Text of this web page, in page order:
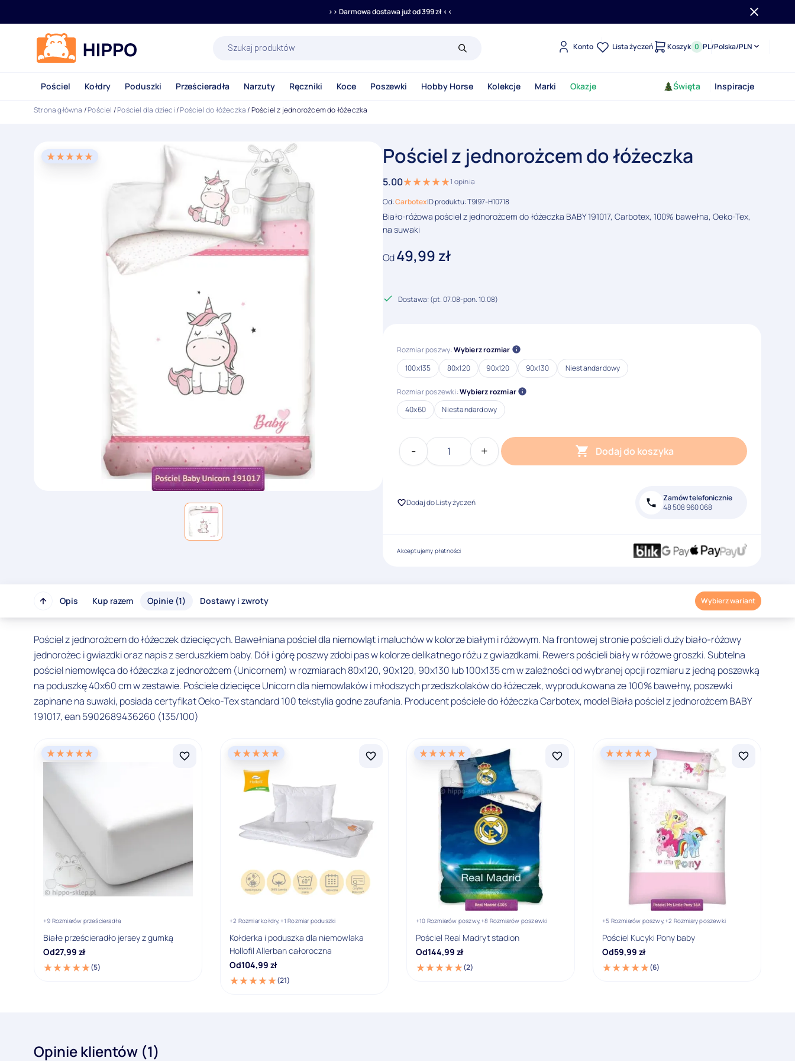
>> Darmowa dostawa już od 399 zł <<
produktów Konto Lista życzeń Koszyk 0 PL/Polska/PLN
Pościel Kołdry Poduszki Prześcieradła Narzuty Ręczniki Koce Poszewki Hobby Horse Kolekcje Marki Okazje Święta Inspiracje
Strona główna /Pościel /Pościel dla dzieci/Pościel do łóżeczka/ Pościel z jednorożcem do łóżeczka
Pościel z jednorożcem do łóżeczka
5.00 1 opinia
Od:CarbotexID produktu: T9I97-H10718
Biało-różowa pościel z jednorożcem do łóżeczka BABY 191017, Carbotex, 100% bawełna, Oeko-Tex,
na suwaki
Od49,99zł
Dostawa: (pt. 07.08-pon. 10.08)
Rozmiar poszwy:Wybierz rozmiar
100x135
80x120 90x120 90x130 Niestandardowy
Rozmiar poszewki:Wybierz rozmiar
40x60
Niestandardowy
-
ilość
jednorożcem
do
+ Dodaj do koszyka
Dodaj do Listy życzeń
Zamów telefonicznie
48 508 960 068
Akceptujemy płatności
Opis Kup razem Opinie (1) Dostawy i zwroty Wybierz wariant
Pościel z jednorożcem do łóżeczek dziecięcych. Bawełniana pościel dla niemowląt i maluchów w kolorze białym i różowym. Na frontowej stronie pościeli duży biało-różowy
jednorożec i gwiazdki oraz napis z serduszkiem baby. Dół i górę poszwy zdobi pas w kolorze delikatnego różu z gwiazdkami. Rewers pościeli biały w różowe groszki. Subtelna
pościel niemowlęca do łóżeczka z jednorożcem (Unicornem) w rozmiarach 80x120, 90x120, 90x130 lub 100x135 cm w zależności od wybranej opcji rozmiaru z jedną poszewką
na poduszkę 40x60 cm w zestawie. Pościele dziecięce Unicorn dla niemowlaków i młodszych przedszkolaków do łóżeczek, wyprodukowana ze 100% bawełny, poszewki
zapinane na suwaki, posiada certyfikat Oeko-Tex standard 100 tekstylia godne zaufania. Producent pościele do łóżeczka Carbotex, model Biała pościel z jednorożcem BABY
191017, ean 5902689436260 (135/100)
+9 Rozmiarów prześcieradła
Białe prześcieradło jersey z gumką
Od27,99 zł
(5)
+2 Rozmiar kołdry,+1 Rozmiar poduszki
Kołderka i poduszka dla niemowlaka
Hollofil Allerban całoroczna
Od104,99 zł
(21)
+10 Rozmiarów poszwy,+8 Rozmiarów poszewki
Pościel Real Madryt stadion
Od144,99 zł
(2)
+5 Rozmiarów poszwy,+2 Rozmiary poszewki
Pościel Kucyki Pony baby
Od59,99 zł
(6)
Opinie klientów (1)